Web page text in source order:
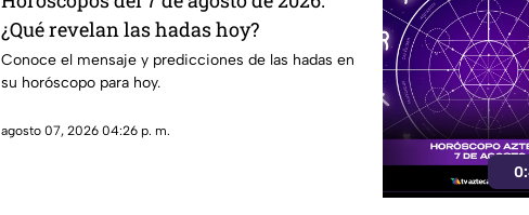
¿Qué revelan las hadas hoy?
Conoce el mensaje y predicciones de las hadas en
su horóscopo para hoy.
agosto 07, 2026 04:26 p. m.